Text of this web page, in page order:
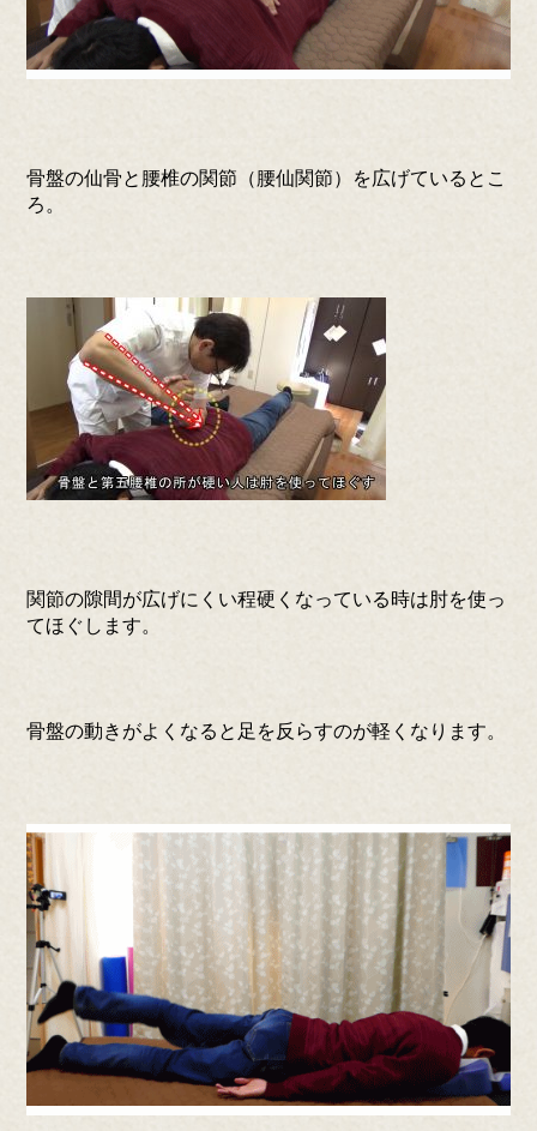
骨盤の仙骨と腰椎の関節（腰仙関節）を広げているとこ
ろ。
関節の隙間が広げにくい程硬くなっている時は肘を使っ
てほぐします。
骨盤の動きがよくなると足を反らすのが軽くなります。